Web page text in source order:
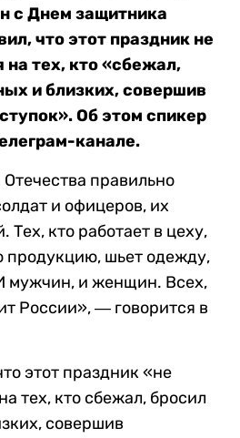
с Днем защитника
что этот праздник не
на тех, кто «сбежал,
и близких, совершив
Об этом спикер
канале.
правильно
и офицеров, их
Тех, кто работает в цеху,
продукцию, шьет одежду,
мужчин, и женщин. Всех,
России», ― говорится в
этот праздник «не
тех, кто сбежал, бросил
совершив